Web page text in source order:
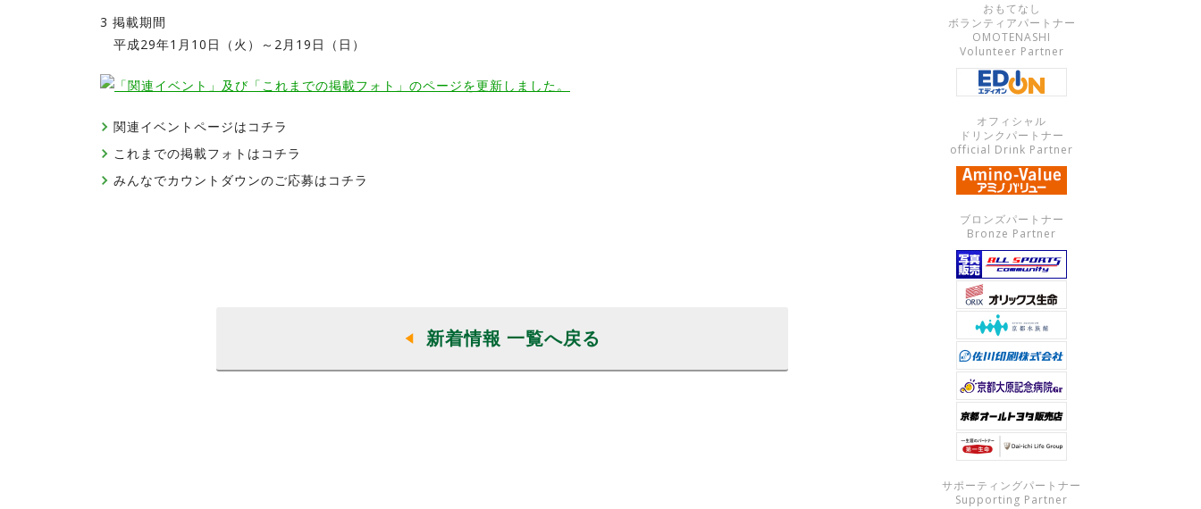
3 掲載期間
平成29年1月10日（火）～2月19日（日）
関連イベントページはコチラ
これまでの掲載フォトはコチラ
みんなでカウントダウンのご応募はコチラ
新着情報 一覧へ戻る
おもてなし
ボランティアパートナー
OMOTENASHI
Volunteer Partner
オフィシャル
ドリンクパートナー
official Drink Partner
ブロンズパートナー
Bronze Partner
サポーティングパートナー
Supporting Partner